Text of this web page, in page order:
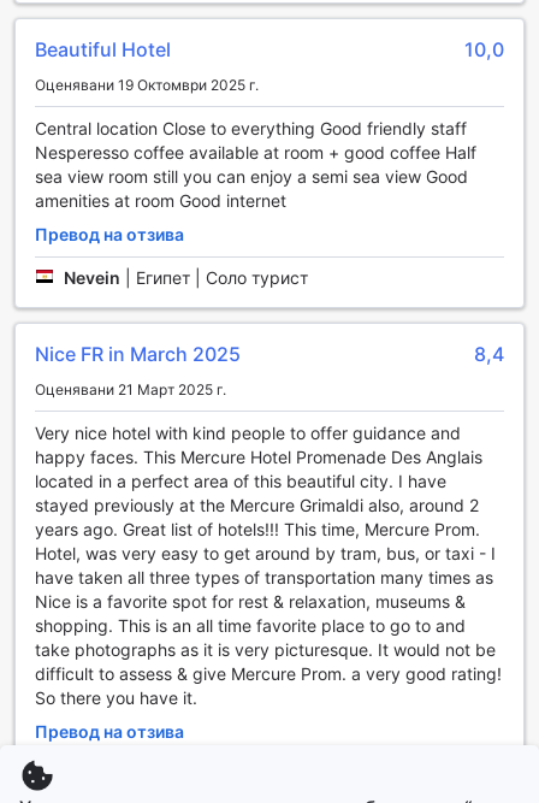
предоставяйки ви уникална възможност да се
насладите на активен и вълнуващ престой на красивия
френски ривиера.
Удобства в Mercure Nice Promenade Des Anglais Hotel
В Mercure Nice Promenade Des Anglais Hotel, удобството
на нашите гости е наш приоритет. С услугата за рум-
сервиз можете да се насладите на вкусни ястия и
напитки в уюта на собствената си стая, без да
напускате хотела. За вашето спокойствие, предлагаме
сейфове за ценности, които осигуряват допълнителна
консерж е на разположение, за да ви помогне с
всякакви запитвания и да направи престоя ви
атракции и резервации.
Свързаността е от съществено значение, затова
предлагаме безплатен Wi-Fi във всички стаи и в
обществените зони на хотела, така че да можете да
останете на линия и да споделяте спомените си с
близките. За вашето удобство предлагаме и услуги по
пране и химическо чистене, а също така и експресно
настаняване и напускане, което прави вашето
пристигане и заминаване бързо и безпроблемно.
Mercure Nice Promenade Des Anglais Hotel е идеалното
място за вашата почивка, комбинирайки комфорт и
удобство в сърцето на Ница.
Транспортни удобства в Mercure Nice Promenade Des
Anglais Hotel
Хотел Mercure Nice Promenade Des Anglais предлага на
Beautiful Hotel 10,0
Оценявани 19 Октомври 2025 г.
Central location Close to everything Good friendly staff
Nesperesso coffee available at room + good coffee Half
sea view room still you can enjoy a semi sea view Good
amenities at room Good internet
Превод на отзива
Nevein Египет | Соло турист
Nice FR in March 2025 8,4
Оценявани 21 Март 2025 г.
Very nice hotel with kind people to offer guidance and
happy faces. This Mercure Hotel Promenade Des Anglais
located in a perfect area of this beautiful city. I have
stayed previously at the Mercure Grimaldi also, around 2
years ago. Great list of hotels!!! This time, Mercure Prom.
Hotel, was very easy to get around by tram, bus, or taxi - I
have taken all three types of transportation many times as
Nice is a favorite spot for rest & relaxation, museums &
shopping. This is an all time favorite place to go to and
take photographs as it is very picturesque. It would not be
difficult to assess & give Mercure Prom. a very good rating!
So there you have it.
Превод на отзива